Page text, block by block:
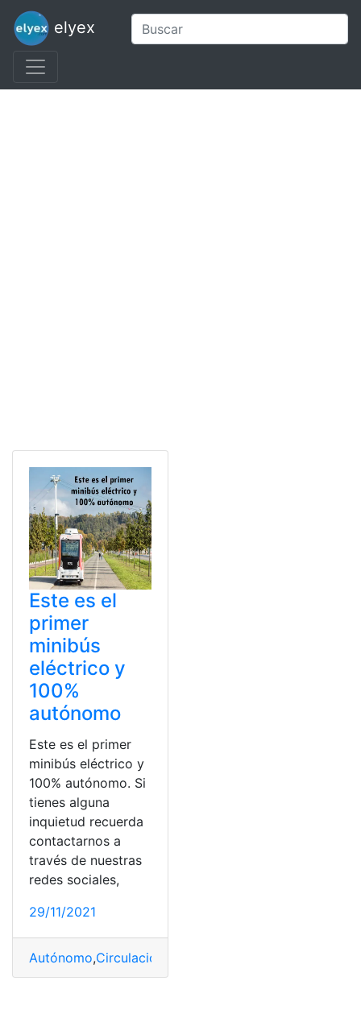
elyex
Este es el
primer
minibús
eléctrico y
100%
autónomo
Este es el primer
minibús eléctrico y
100% autónomo. Si
tienes alguna
inquietud recuerda
contactarnos a
través de nuestras
redes sociales,
29/11/2021
Autónomo,Circulación